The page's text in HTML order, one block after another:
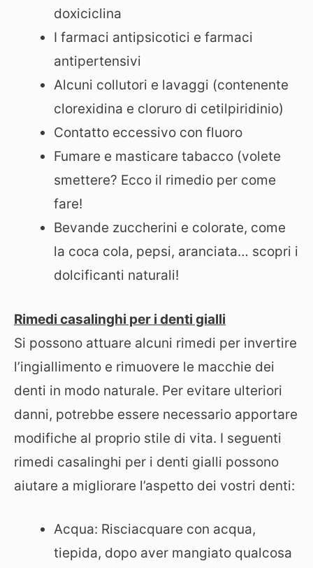
doxiciclina
I farmaci antipsicotici e farmaci
antipertensivi
Alcuni collutori e lavaggi (contenente
clorexidina e cloruro di cetilpiridinio)
Contatto eccessivo con fluoro
Fumare e masticare tabacco (volete
smettere? Ecco il rimedio per come
fare!
Bevande zuccherini e colorate, come
la coca cola, pepsi, aranciata… scopri i
dolcificanti naturali!
Rimedi casalinghi per i denti gialli
Si possono attuare alcuni rimedi per invertire
l’ingiallimento e rimuovere le macchie dei
denti in modo naturale. Per evitare ulteriori
danni, potrebbe essere necessario apportare
modifiche al proprio stile di vita. I seguenti
rimedi casalinghi per i denti gialli possono
aiutare a migliorare l’aspetto dei vostri denti:
Acqua: Risciacquare con acqua,
tiepida, dopo aver mangiato qualcosa